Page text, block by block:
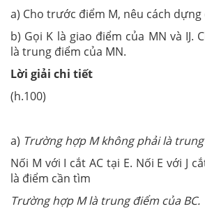
a) Cho trước điểm M, nêu cách dựng
b) Gọi K là giao điểm của MN và IJ.
là trung điểm của MN.
Lời giải chi tiết
(h.100)
a) Trường hợp M không phải là trung
Nối M với I cắt AC tại E. Nối E với J
là điểm cần tìm
Trường hợp M là trung điểm của BC.